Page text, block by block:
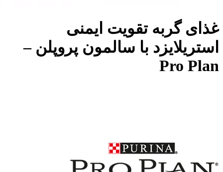
غذای گربه تقویت ایمنی
استریلایزد با سالمون پروپلن –
Pro Plan